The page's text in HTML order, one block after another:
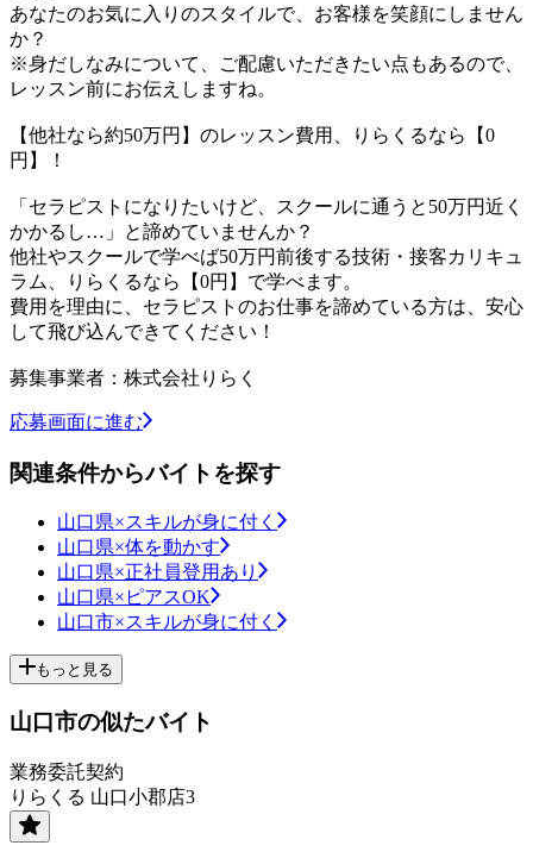
あなたのお気に入りのスタイルで、お客様を笑顔にしません
か？
※身だしなみについて、ご配慮いただきたい点もあるので、
レッスン前にお伝えしますね。
【他社なら約50万円】のレッスン費用、りらくるなら【0
円】！
「セラピストになりたいけど、スクールに通うと50万円近く
かかるし…」と諦めていませんか？
他社やスクールで学べば50万円前後する技術・接客カリキュ
ラム、りらくるなら【0円】で学べます。
費用を理由に、セラピストのお仕事を諦めている方は、安心
して飛び込んできてください！
募集事業者：株式会社りらく
応募画面に進む
関連条件からバイトを探す
山口県×スキルが身に付く
山口県×体を動かす
山口県×正社員登用あり
山口県×ピアスOK
山口市×スキルが身に付く
もっと見る
山口市の似たバイト
業務委託契約
りらくる 山口小郡店3